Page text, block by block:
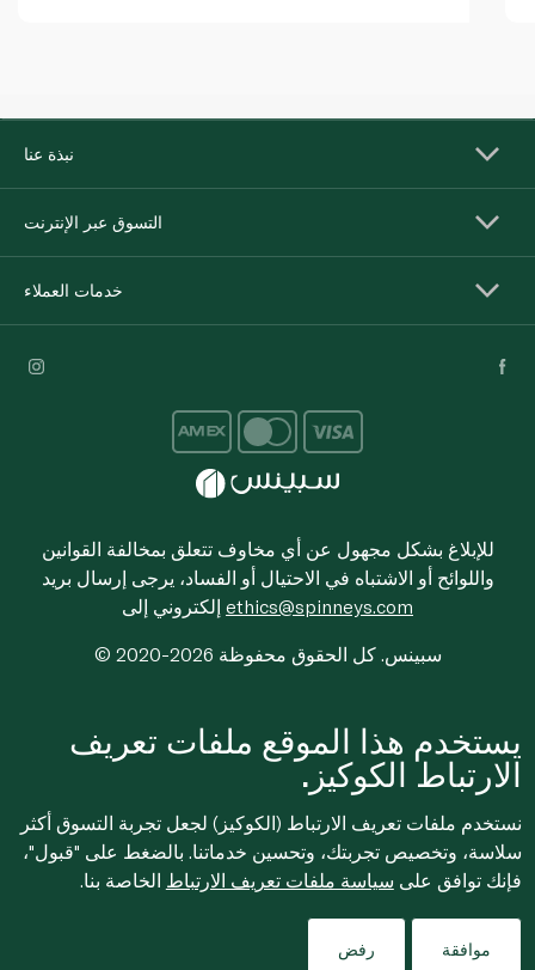
نبذة عنا
التسوق عبر الإنترنت
خدمات العملاء
للإبلاغ بشكل مجهول عن أي مخاوف تتعلق بمخالفة القوانين
واللوائح أو الاشتباه في الاحتيال أو الفساد، يرجى إرسال بريد
ethics@spinneys.com
© 2020-2026 سبينس. كل الحقوق محفوظة
يستخدم هذا الموقع ملفات تعريف
الارتباط الكوكيز.
نستخدم ملفات تعريف الارتباط (الكوكيز) لجعل تجربة التسوق أكثر
سلاسة، وتخصيص تجربتك، وتحسين خدماتنا. بالضغط على "قبول"،
فإنك توافق على سياسة ملفات تعريف الارتباط الخاصة بنا.
موافقة رفض